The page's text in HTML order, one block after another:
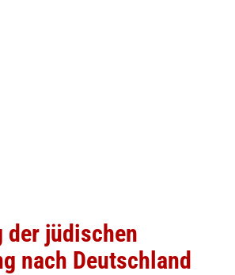
der jüdischen
nach Deutschland